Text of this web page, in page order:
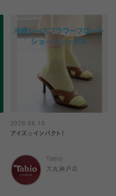
2026.06.10
アイス☆インパクト！
Tabio
大丸神戸店